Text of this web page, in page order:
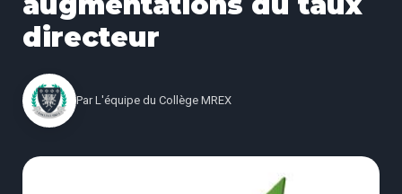
directeur
Par L'équipe du Collège MREX